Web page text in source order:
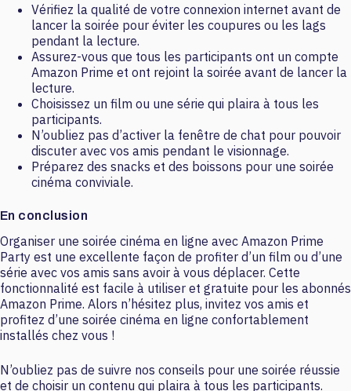
Vérifiez la qualité de votre connexion internet avant de
lancer la soirée pour éviter les coupures ou les lags
pendant la lecture.
Assurez-vous que tous les participants ont un compte
Amazon Prime et ont rejoint la soirée avant de lancer la
lecture.
Choisissez un film ou une série qui plaira à tous les
participants.
N’oubliez pas d’activer la fenêtre de chat pour pouvoir
discuter avec vos amis pendant le visionnage.
Préparez des snacks et des boissons pour une soirée
cinéma conviviale.
En conclusion
Organiser une soirée cinéma en ligne avec Amazon Prime
Party est une excellente façon de profiter d’un film ou d’une
série avec vos amis sans avoir à vous déplacer. Cette
fonctionnalité est facile à utiliser et gratuite pour les abonnés
Amazon Prime. Alors n’hésitez plus, invitez vos amis et
profitez d’une soirée cinéma en ligne confortablement
installés chez vous !
N’oubliez pas de suivre nos conseils pour une soirée réussie
et de choisir un contenu qui plaira à tous les participants.